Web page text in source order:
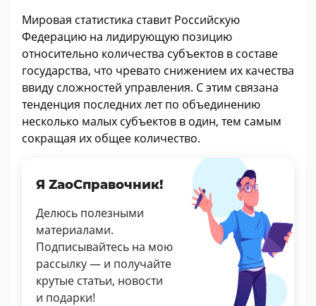
Мировая статистика ставит Российскую
Федерацию на лидирующую позицию
относительно количества субъектов в составе
государства, что чревато снижением их качества
ввиду сложностей управления. С этим связана
тенденция последних лет по объединению
несколько малых субъектов в один, тем самым
сокращая их общее количество.
Я ZaoСправочник!
Делюсь полезными
материалами.
Подписывайтесь на мою
рассылку — и получайте
крутые статьи, новости
и подарки!